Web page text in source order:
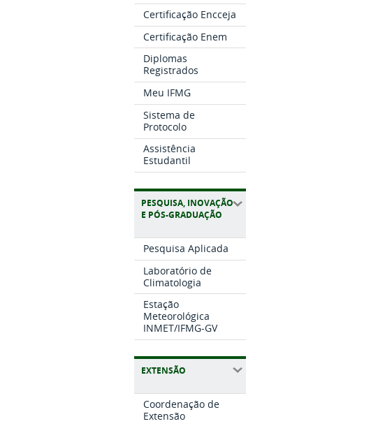
Certificação Encceja
Certificação Enem
Diplomas
Registrados
Meu IFMG
Sistema de
Protocolo
Assistência
Estudantil
PESQUISA, INOVAÇÃO
E PÓS-GRADUAÇÃO
Pesquisa Aplicada
Laboratório de
Climatologia
Estação
Meteorológica
INMET/IFMG-GV
EXTENSÃO
Coordenação de
Extensão